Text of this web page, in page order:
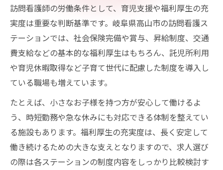
訪問看護師の労働条件として、育児支援や福利厚生の充
実度は重要な判断基準です。岐阜県高山市の訪問看護ス
テーションでは、社会保険完備や賞与、昇給制度、交通
費支給などの基本的な福利厚生はもちろん、託児所利用
や育児休暇取得など子育て世代に配慮した制度を導入し
ている職場も増えています。
たとえば、小さなお子様を持つ方が安心して働けるよ
う、時短勤務や急な休みにも対応できる体制を整えてい
る施設もあります。福利厚生の充実度は、長く安定して
働き続けるための大きな支えとなりますので、求人選び
の際は各ステーションの制度内容をしっかり比較検討す